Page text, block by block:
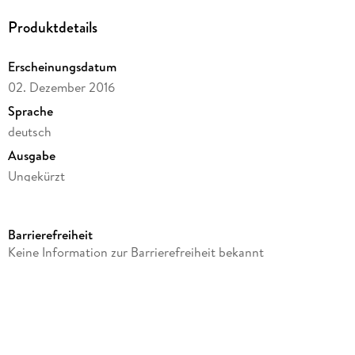
Produktdetails
Erscheinungsdatum
02. Dezember 2016
Sprache
deutsch
Ausgabe
Ungekürzt
Laufzeit
Barrierefreiheit
Keine Information zur Barrierefreiheit bekannt